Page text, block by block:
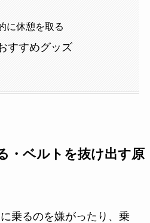
に休憩を取る
すすめグッズ
・ベルトを抜け出す原
乗るのを嫌がったり、乗